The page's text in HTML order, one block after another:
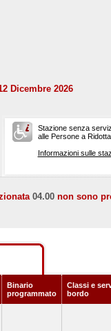
Dicembre 2026
Stazione senza
alle Persone a
Informazioni sulle
04.00 non sono
Binario
programmato
Classi e
bordo